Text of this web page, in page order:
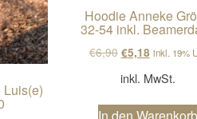
Luis(e)
Hoodie Anneke
32-54 inkl.
€6,90 €5,18Aktueller
inkl. 19%
inkl. MwSt.
In den Warenkorb